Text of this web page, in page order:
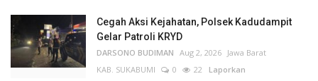
Cegah Aksi Kejahatan, Polsek Kadudampit
Gelar Patroli KRYD
DARSONO BUDIMAN Aug 2, 2026 Jawa Barat
KAB. SUKABUMI
0 22 Laporkan